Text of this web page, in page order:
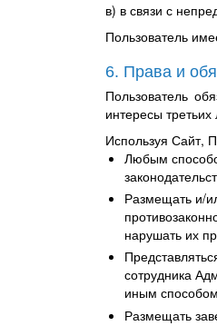
в) в связи с
Пользователь
6. Права и
Пользователь
интересы третьих
Используя Сайт,
Любым
Размещать и/
нарушать их
сотрудника
иным
Размещать